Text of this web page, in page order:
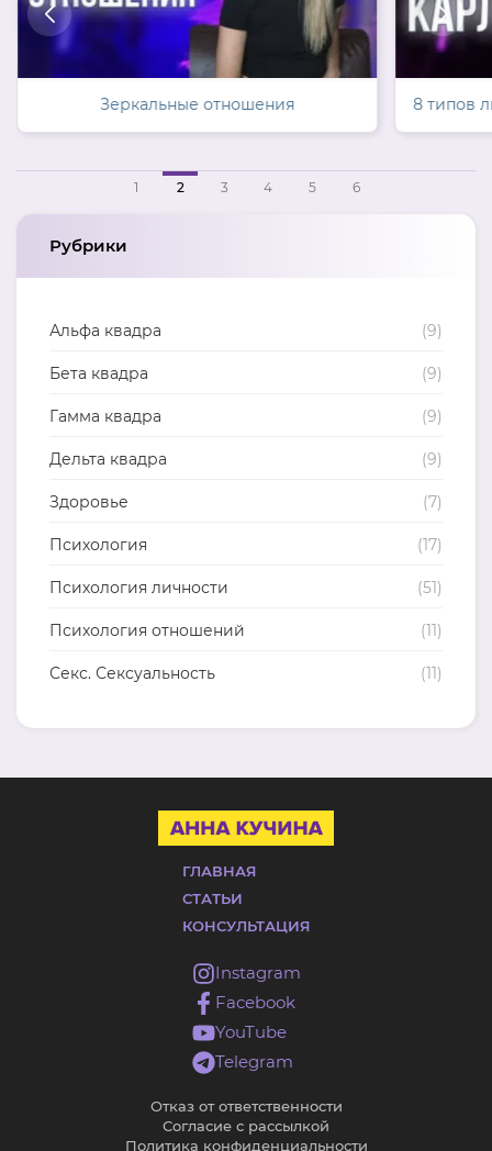
Зеркальные отношения 8 типов
1 2 3 4 5 6
Рубрики
Альфа квадра (9)
Бета квадра (9)
Гамма квадра (9)
Дельта квадра (9)
Здоровье (7)
Психология (17)
Психология личности (51)
Психология отношений (11)
Секс. Сексуальность (11)
ГЛАВНАЯ
СТАТЬИ
КОНСУЛЬТАЦИЯ
Instagram
Facebook
YouTube
Telegram
Отказ от ответственности
Согласие с рассылкой
Политика конфиденциальности